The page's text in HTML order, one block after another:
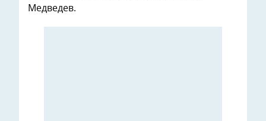
Медведев.